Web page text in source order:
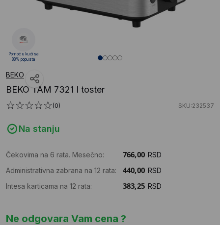
BEKO
BEKO TAM 7321 I toster
(0) SKU:232537
Na stanju
Čekovima na 6 rata. Mesečno:
RSD
Administrativna zabrana na 12 rata:
RSD
Intesa karticama na 12 rata:
RSD
Ne odgovara Vam cena ?
Pomoć u kući sa
88% popusta